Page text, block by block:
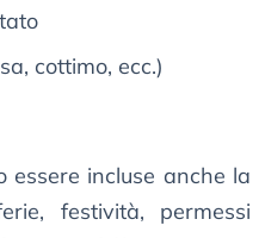
cottimo, ecc.)
essere incluse anche la
festività, permessi